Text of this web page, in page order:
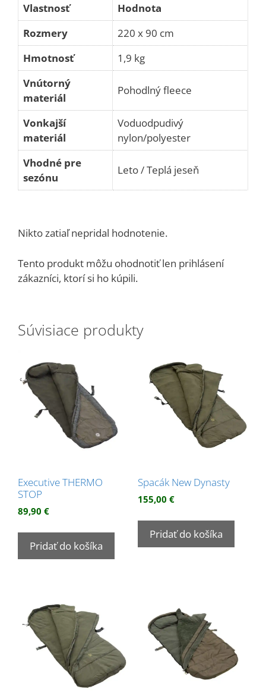
Vlastnosť
Hodnota
Rozmery
220 x 90 cm
Hmotnosť
1,9 kg
Vnútorný
materiál
Pohodlný fleece
Vonkajší
materiál
Voduodpudivý
nylon/polyester
Vhodné pre
sezónu
Leto / Teplá jeseň
Nikto zatiaľ nepridal hodnotenie.
Tento produkt môžu ohodnotiť len prihlásení
zákazníci, ktorí si ho kúpili.
Súvisiace produkty
Executive THERMO
STOP
89,90 €
Pridať do košíka
Spacák New Dynasty
155,00 €
Pridať do košíka